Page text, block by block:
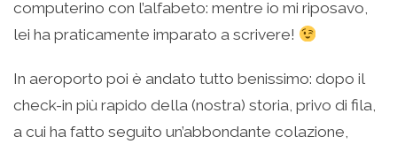
computerino con l’alfabeto: mentre io mi riposavo,
lei ha praticamente imparato a scrivere!
In aeroporto poi è andato tutto benissimo: dopo il
check-in più rapido della (nostra) storia, privo di fila,
a cui ha fatto seguito un’abbondante colazione,